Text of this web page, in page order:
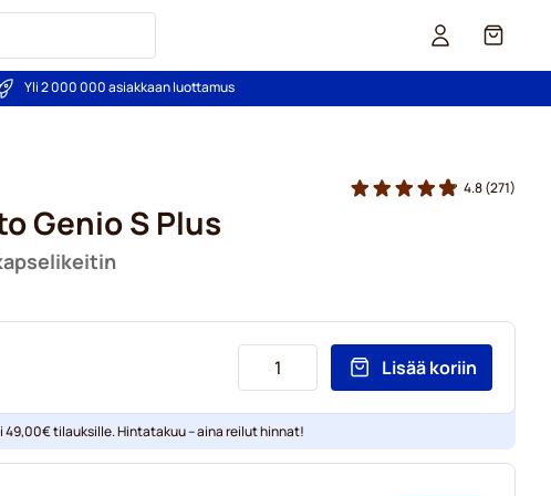
Kori
Yli 2 000 000 asiakkaan luottamus
Genio S Plus
4.8(271)
Lisää koriin
49,00€ tilauksille. Hintatakuu – aina reilut hinnat!